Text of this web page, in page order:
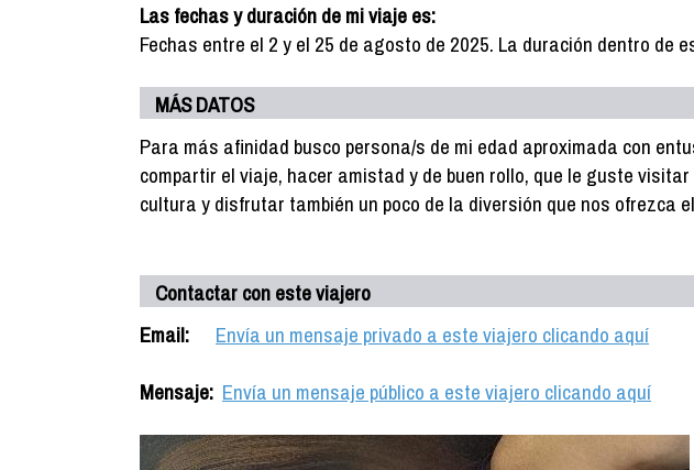
Las fechas y duración de mi viaje es:
Fechas entre el 2 y el 25 de agosto de 2025. La duración dentro de
MÁS DATOS
Para más afinidad busco persona/s de mi edad aproximada con
compartir el viaje, hacer amistad y de buen rollo, que le guste
cultura y disfrutar también un poco de la diversión que nos ofrezca
Contactar con este viajero
Email:
Envía un mensaje privado a este viajero clicando aquí
Mensaje: Envía un mensaje público a este viajero clicando aquí